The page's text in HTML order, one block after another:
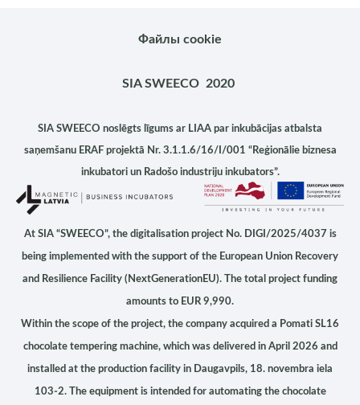
Файлы cookie
SIA SWEECO 2020
SIA SWEECO noslēgts līgums ar LIAA par inkubācijas atbalsta
saņemšanu ERAF projektā Nr. 3.1.1.6/16/I/001 “Reģionālie biznesa
inkubatori un Radošo industriju inkubators”.
AtSIA “SWEECO”, the digitalisation project No. DIGI/2025/4037 is
being implemented with the support of the European Union Recovery
and Resilience Facility (NextGenerationEU). The total project funding
amounts to EUR 9,990.
Within the scope of the project, the company acquired a Pomati SL16
chocolate tempering machine, which was delivered in April 2026 and
installed at the production facility in Daugavpils, 18. novembra iela
103‑2. The equipment is intended for automating the chocolate